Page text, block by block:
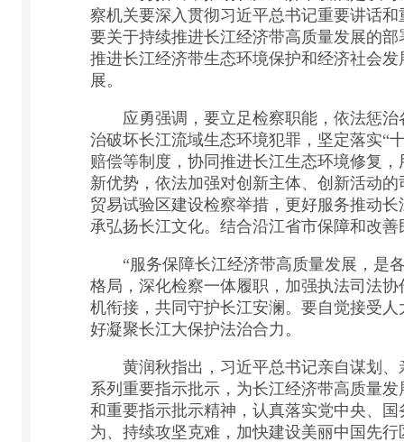
察机关要深入贯彻习近平总书记重要讲话
要关于持续推进长江经济带高质量发展的
推进长江经济带生态环境保护和经济社会
展。
应勇强调，要立足检察职能，依法惩治
治破坏长江流域生态环境犯罪，坚定落实“
赔偿等制度，协同推进长江生态环境修复
新优势，依法加强对创新主体、创新活动
贸易试验区建设检察举措，更好服务推动
承弘扬长江文化。结合沿江省市保障和改
“服务保障长江经济带高质量发展，是各
格局，深化检察一体履职，加强执法司法
机衔接，共同守护长江安澜。要自觉接受
好凝聚长江大保护法治合力。
黄润秋指出，习近平总书记亲自谋划、
系列重要指示批示，为长江经济带高质量
和重要指示批示精神，认真落实党中央、
为、持续攻坚克难，加快建设美丽中国先